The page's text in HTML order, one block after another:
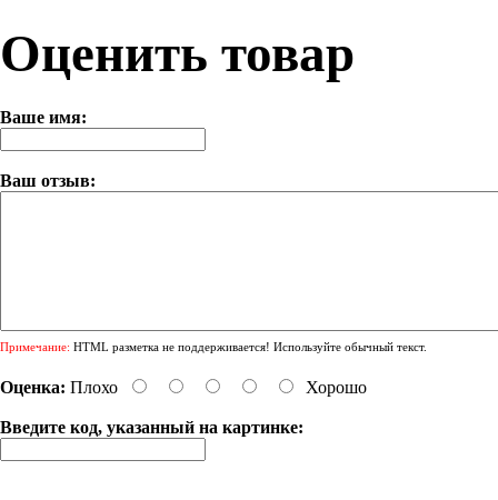
Оценить товар
Ваше имя:
Ваш отзыв:
Примечание: HTML разметка не поддерживается! Используйте обычный текст.
Оценка: Плохо Хорошо
Введите код, указанный на картинке: